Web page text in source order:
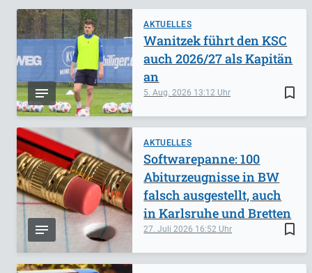
AKTUELLES
bookmark_border
5. Aug. 2026 13:12
Wanitzek führt den KSC
auch 2026/27 als Kapitän
an
AKTUELLES
bookmark_border
27. Juli 2026 16:52
Softwarepanne: 100
Abiturzeugnisse in BW
falsch ausgestellt, auch
in Karlsruhe und Bretten